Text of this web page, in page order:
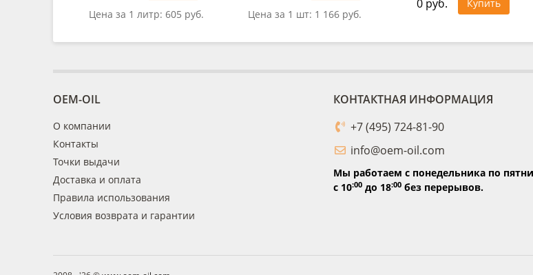
Цена за 1 литр: 605 руб.
Цена за 1 шт: 1 166 руб.
0 руб. Купить
OEM-OIL
О компании
Контакты
Точки выдачи
Доставка и оплата
Правила использования
Условия возврата и гарантии
КОНТАКТНАЯ ИНФОРМАЦИЯ
+7 (495) 724-81-90
info@oem-oil.com
Мы работаем с понедельника по
с 10:00до 18:00без перерывов.